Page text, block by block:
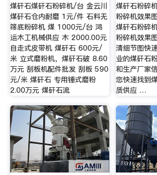
煤矸石煤矸石粉碎机/台 金云川
煤矸石仓内耐磨 1元/件 石料无
筛底粉碎机 煤 1000元/台 鸿
运木工机械供应 木 2000.00元
自走式皮带机 煤矸石 600元/
米 立式磨粉机，煤矸石破 8.60
万元 刮板机配件批发 刮板 590
元/米 煤矸石 专用锤式磨粉
2.00万元 煤矸石流
煤矸石粉碎
粉碎机效果
煤矸石粉碎
粉碎机效果
清细节图快
业的煤矸石
和生产厂家
您快速找到
质供应 …